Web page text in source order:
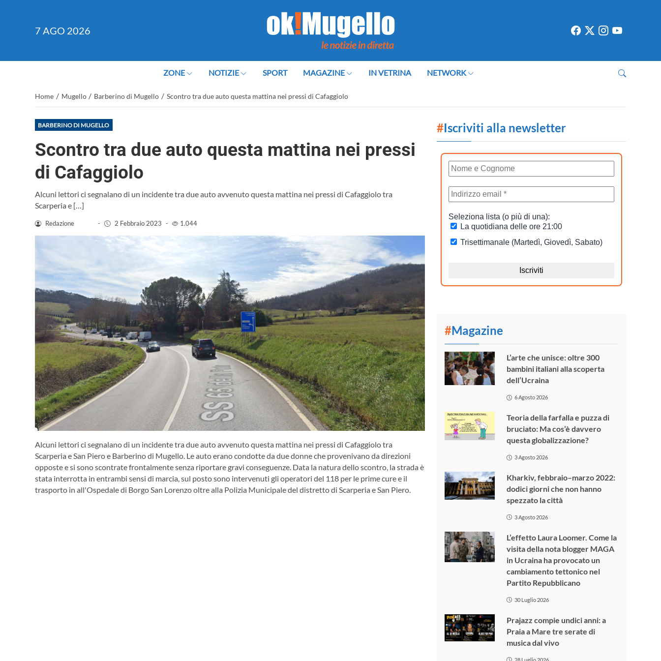
7 AGO 2026
ZONE NOTIZIE SPORT MAGAZINE IN VETRINA NETWORK
Home / Mugello / Barberino di Mugello / Scontro tra due auto questa mattina nei pressi di Cafaggiolo
BARBERINO DI MUGELLO
Scontro tra due auto questa mattina nei pressi
di Cafaggiolo
Alcuni lettori ci segnalano di un incidente tra due auto avvenuto questa mattina nei pressi di Cafaggiolo tra
Scarperia e […]
Redazione - 2 Febbraio 2023 - 1.044
Alcuni lettori ci segnalano di un incidente tra due auto avvenuto questa mattina nei pressi di Cafaggiolo tra
Scarperia e San Piero e Barberino di Mugello. Le auto erano condotte da due donne che provenivano da direzioni
opposte e si sono scontrate frontalmente senza riportare gravi conseguenze. Data la natura dello scontro, la strada è
stata interrotta in entrambi sensi di marcia, sul posto sono intervenuti gli operatori del 118 per le prime cure e il
trasporto in all'Ospedale di Borgo San Lorenzo oltre alla Polizia Municipale del distretto di Scarperia e San Piero.
#Iscriviti alla newsletter
#Magazine
L’arte che unisce: oltre 300
bambini italiani alla scoperta
dell’Ucraina
6 Agosto 2026
Teoria della farfalla e puzza di
bruciato: Ma cos’è davvero
questa globalizzazione?
3 Agosto 2026
Kharkiv, febbraio–marzo 2022:
dodici giorni che non hanno
spezzato la città
3 Agosto 2026
L’effetto Laura Loomer. Come la
visita della nota blogger MAGA
in Ucraina ha provocato un
cambiamento tettonico nel
Partito Repubblicano
30 Luglio 2026
Prajazz compie undici anni: a
Praia a Mare tre serate di
musica dal vivo
28 Luglio 2026